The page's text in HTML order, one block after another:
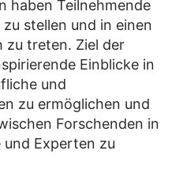
haben Teilnehmende
stellen und in einen
zu treten. Ziel der
Einblicke in
und
zu ermöglichen und
Forschenden in
und Experten zu